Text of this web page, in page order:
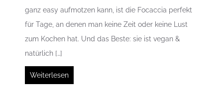
ganz easy aufmotzen kann, ist die Focaccia perfekt
für Tage, an denen man keine Zeit oder keine Lust
zum Kochen hat. Und das Beste: sie ist vegan &
natürlich […]
Weiterlesen